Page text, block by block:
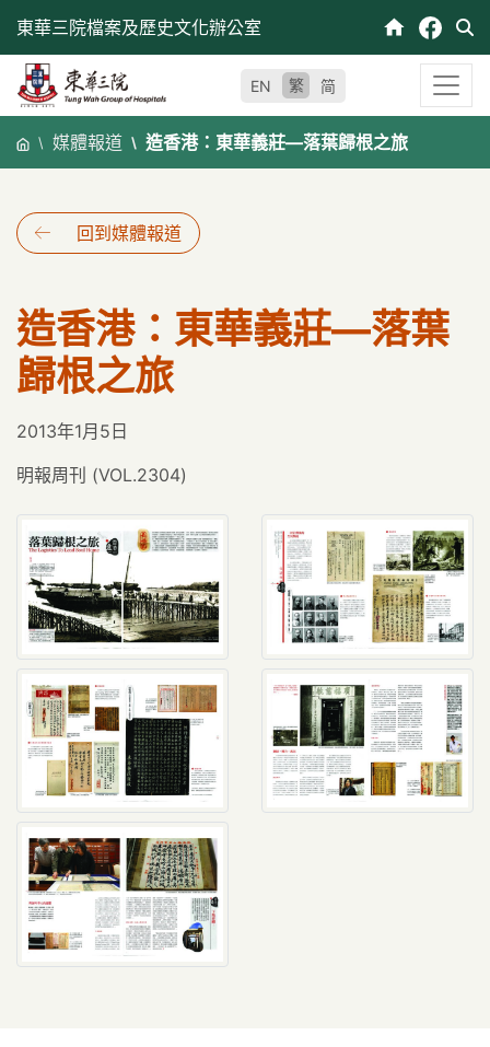
東華三院檔案及歷史文化辦公室
EN 繁 简
媒體報道 造香港：東華義莊—落葉歸根之旅
回到媒體報道
造香港：東華義莊—落葉
歸根之旅
2013年1月5日
明報周刊 (VOL.2304)